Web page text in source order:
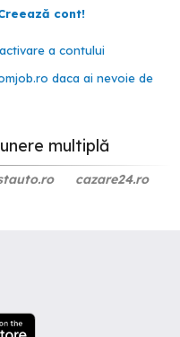
cont!
a contului
daca ai nevoie de
multiplă
cazare24.ro